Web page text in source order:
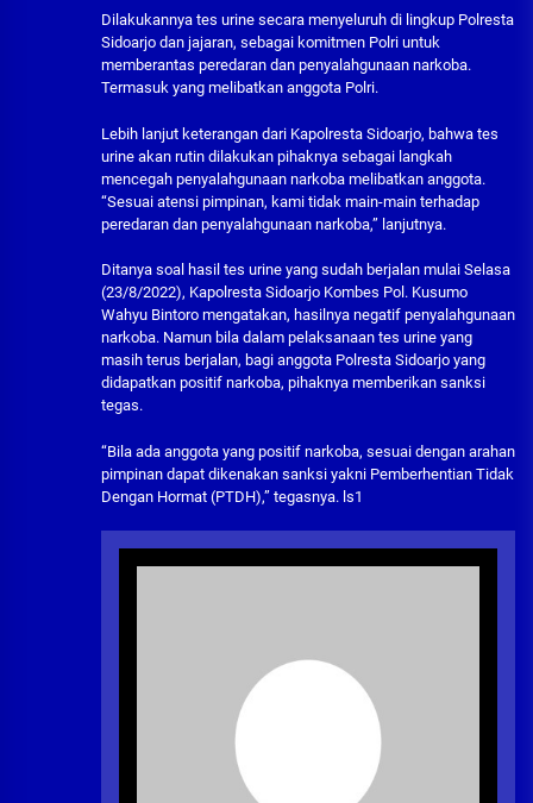
Dilakukannya tes urine secara menyeluruh di lingkup Polresta
Sidoarjo dan jajaran, sebagai komitmen Polri untuk
memberantas peredaran dan penyalahgunaan narkoba.
Termasuk yang melibatkan anggota Polri.
Lebih lanjut keterangan dari Kapolresta Sidoarjo, bahwa tes
urine akan rutin dilakukan pihaknya sebagai langkah
mencegah penyalahgunaan narkoba melibatkan anggota.
“Sesuai atensi pimpinan, kami tidak main-main terhadap
peredaran dan penyalahgunaan narkoba,” lanjutnya.
Ditanya soal hasil tes urine yang sudah berjalan mulai Selasa
(23/8/2022), Kapolresta Sidoarjo Kombes Pol. Kusumo
Wahyu Bintoro mengatakan, hasilnya negatif penyalahgunaan
narkoba. Namun bila dalam pelaksanaan tes urine yang
masih terus berjalan, bagi anggota Polresta Sidoarjo yang
didapatkan positif narkoba, pihaknya memberikan sanksi
tegas.
“Bila ada anggota yang positif narkoba, sesuai dengan arahan
pimpinan dapat dikenakan sanksi yakni Pemberhentian Tidak
Dengan Hormat (PTDH),” tegasnya. ls1